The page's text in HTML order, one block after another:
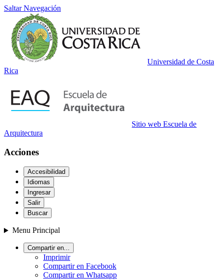
Saltar Navegación
Universidad de Costa
Rica
Sitio web Escuela de
Arquitectura
Acciones
Accesibilidad
Idiomas
Ingresar
Salir
Buscar
Menu Principal
Compartir en...
Imprimir
Compartir en Facebook
Compartir en Whatsapp